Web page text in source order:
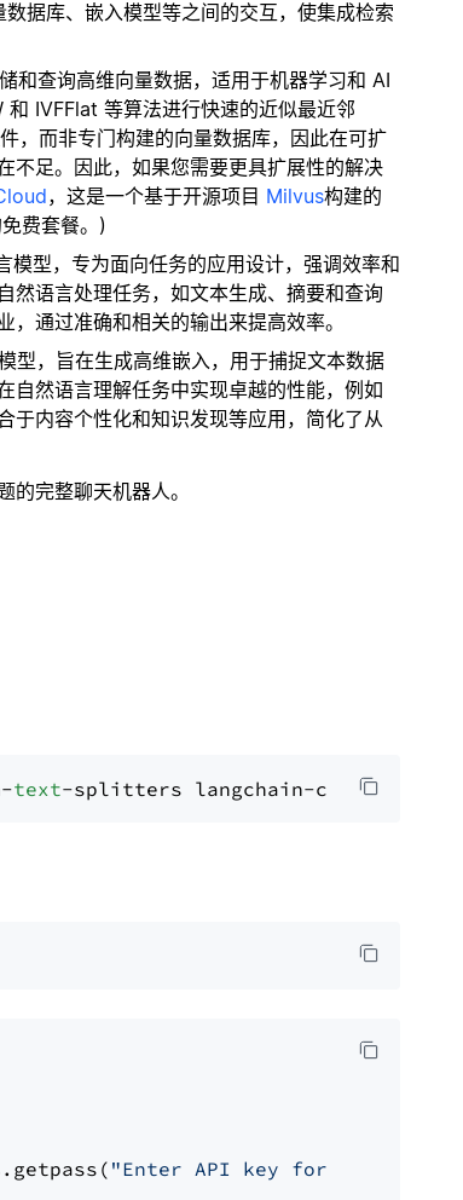
据库、嵌入模型等之间的交互，使集成检索
和查询高维向量数据，适用于机器学习和 AI
IVFFlat 等算法进行快速的近似最近邻
，而非专门构建的向量数据库，因此在可扩
不足。因此，如果您需要更具扩展性的解决
，这是一个基于开源项目 Milvus构建的
费套餐。)
型，专为面向任务的应用设计，强调效率和
然语言处理任务，如文本生成、摘要和查询
通过准确和相关的输出来提高效率。
型，旨在生成高维嵌入，用于捕捉文本数据
自然语言理解任务中实现卓越的性能，例如
内容个性化和知识发现等应用，简化了从
完整聊天机器人。
text
"Enter API key for Cohere: "